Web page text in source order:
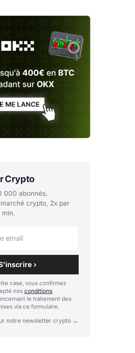
Crypto
000 abonnés.
crypto, 2x par
min.
›
case, vous confirmez
nos conditions
le traitement des
via ce formulaire.
notre newsletter crypto →